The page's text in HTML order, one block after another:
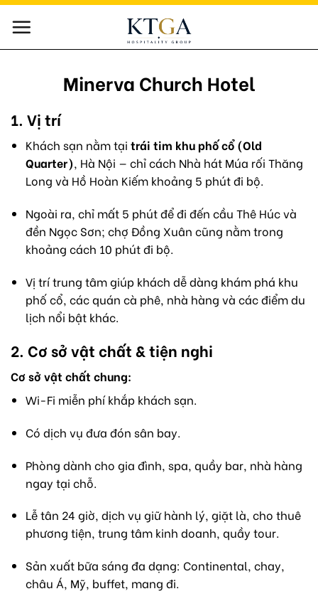
Skip
Minerva Church Hotel
1. Vị trí
Khách sạn nằm tại trái tim khu phố cổ (Old
Quarter), Hà Nội — chỉ cách Nhà hát Múa rối Thăng
Long và Hồ Hoàn Kiếm khoảng 5 phút đi bộ.
Ngoài ra, chỉ mất 5 phút để đi đến cầu Thê Húc và
đền Ngọc Sơn; chợ Đồng Xuân cũng nằm trong
khoảng cách 10 phút đi bộ.
Vị trí trung tâm giúp khách dễ dàng khám phá khu
phố cổ, các quán cà phê, nhà hàng và các điểm du
lịch nổi bật khác.
2. Cơ sở vật chất & tiện nghi
Cơ sở vật chất chung:
Wi-Fi miễn phí khắp khách sạn.
Có dịch vụ đưa đón sân bay.
Phòng dành cho gia đình, spa, quầy bar, nhà hàng
ngay tại chỗ.
Lễ tân 24 giờ, dịch vụ giữ hành lý, giặt là, cho thuê
phương tiện, trung tâm kinh doanh, quầy tour.
Sản xuất bữa sáng đa dạng: Continental, chay,
châu Á, Mỹ, buffet, mang đi.